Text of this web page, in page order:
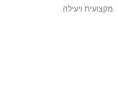
מקצועית ויעילה.